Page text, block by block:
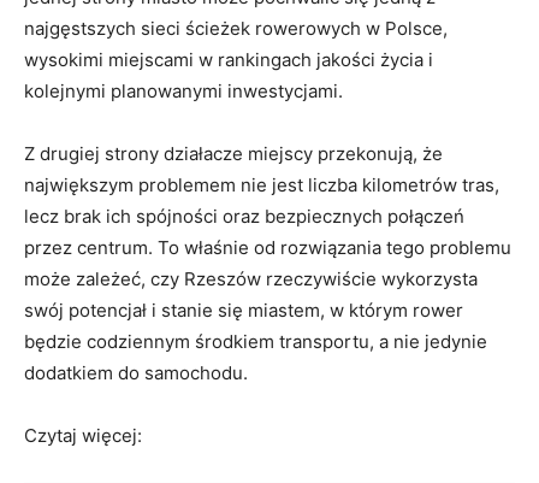
najgęstszych sieci ścieżek rowerowych w Polsce,
wysokimi miejscami w rankingach jakości życia i
kolejnymi planowanymi inwestycjami.
Z drugiej strony działacze miejscy przekonują, że
największym problemem nie jest liczba kilometrów tras,
lecz brak ich spójności oraz bezpiecznych połączeń
przez centrum. To właśnie od rozwiązania tego problemu
może zależeć, czy Rzeszów rzeczywiście wykorzysta
swój potencjał i stanie się miastem, w którym rower
będzie codziennym środkiem transportu, a nie jedynie
dodatkiem do samochodu.
Czytaj więcej: